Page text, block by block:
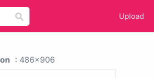
Upload
: 486x906